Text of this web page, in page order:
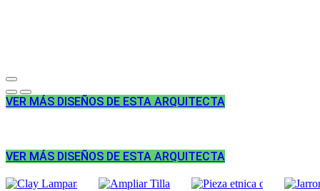
VER MÁS DISEÑOS DE ESTA ARQUITECTA
VER MÁS DISEÑOS DE ESTA ARQUITECTA